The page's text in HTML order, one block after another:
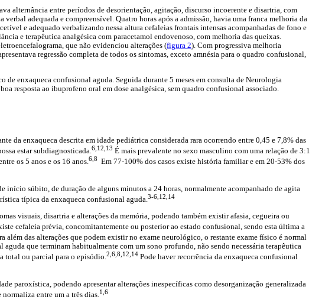
alternância entre períodos de desorientação, agitação, discurso incoerente e disartria, com
verbal adequada e compreensível. Quatro horas após a admissão, havia uma franca melhoria da
e adequado verbalizando nessa altura cefaleias frontais intensas acompanhadas de fono e
e terapêutica analgésica com paracetamol endovenoso, com melhoria das queixas.
que não evidenciou alterações (figura 2). Com progressiva melhoria
regressão completa de todos os sintomas, exceto amnésia para o quadro confusional,
enxaqueca confusional aguda. Seguida durante 5 meses em consulta de Neurologia
resposta ao ibuprofeno oral em dose analgésica, sem quadro confusional associado.
da enxaqueca descrita em idade pediátrica considerada rara ocorrendo entre 0,45 e 7,8% das
estar subdiagnosticada. 6,12,13 É mais prevalente no sexo masculino com uma relação de 3:1
os 5 anos e os 16 anos.6,8 Em 77-100% dos casos existe história familiar e em 20-53% dos
início súbito, de duração de alguns minutos a 24 horas, normalmente acompanhado de agita
típica da enxaqueca confusional aguda.3-6,12,14
visuais, disartria e alterações da memória, podendo também existir afasia, cegueira ou
cefaleia prévia, concomitantemente ou posterior ao estado confusional, sendo esta última a
além das alterações que podem existir no exame neurológico, o restante exame físico é normal
aguda que terminam habitualmente com um sono profundo, não sendo necessária terapêutica
total ou parcial para o episódio.2,6,8,12,14 Pode haver recorrência da enxaqueca confusional
paroxística, podendo apresentar alterações inespecíficas como desorganização generalizada
normaliza entre um a três dias.1,6